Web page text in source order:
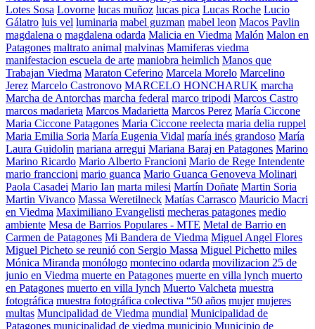
Lotes Sosa Lovorne lucas muñoz lucas pica Lucas Roche Lucio
Gálatro luis vel luminaria mabel guzman mabel leon Macos Pavlin
magdalena o magdalena odarda Malicia en Viedma Malón Malon en
Patagones maltrato animal malvinas Mamiferas viedma
manifestacion escuela de arte maniobra heimlich Manos que
Trabajan Viedma Maraton Ceferino Marcela Morelo Marcelino
Jerez Marcelo Castronovo MARCELO HONCHARUK marcha
Marcha de Antorchas marcha federal marco tripodi Marcos Castro
marcos madarieta Marcos Madarietta Marcos Perez María Ciccone
Maria Ciccone Patagones Maria Ciccone reelecta maria delia ruppel
Maria Emilia Soria María Eugenia Vidal maría inés grandoso María
Laura Guidolin mariana arregui Mariana Baraj en Patagones Marino
Marino Ricardo Mario Alberto Francioni Mario de Rege Intendente
mario franccioni mario guanca Mario Guanca Genoveva Molinari
Paola Casadei Mario Ian marta milesi Martín Doñate Martin Soria
Martin Vivanco Massa Weretilneck Matías Carrasco Mauricio Macri
en Viedma Maximiliano Evangelisti mecheras patagones medio
ambiente Mesa de Barrios Populares - MTE Metal de Barrio en
Carmen de Patagones Mi Bandera de Viedma Miguel Angel Flores
Miguel Picheto se reunió con Sergio Massa Miguel Pichetto miles
Mónica Miranda monólogo montecino odarda movilizacion 25 de
junio en Viedma muerte en Patagones muerte en villa lynch muerto
en Patagones muerto en villa lynch Muerto Valcheta muestra
fotográfica muestra fotográfica colectiva “50 años mujer mujeres
multas Muncipalidad de Viedma mundial Municipalidad de
Patagones municipalidad de viedma municipio Municipio de